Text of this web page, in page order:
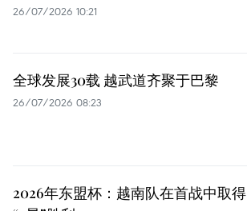
26/07/2026 10:21
全球发展30载 越武道齐聚于巴黎
26/07/2026 08:23
2026年东盟杯：越南队在首战中取得